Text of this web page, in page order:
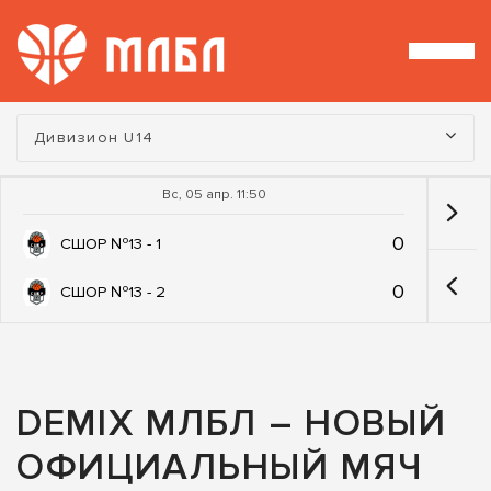
Турнир:
Дивизион U14
Вс, 05 апр. 11:50
СШОР №13 - 1 0
СШОР №13 - 2 0
DEMIX МЛБЛ – НОВЫЙ
ОФИЦИАЛЬНЫЙ МЯЧ